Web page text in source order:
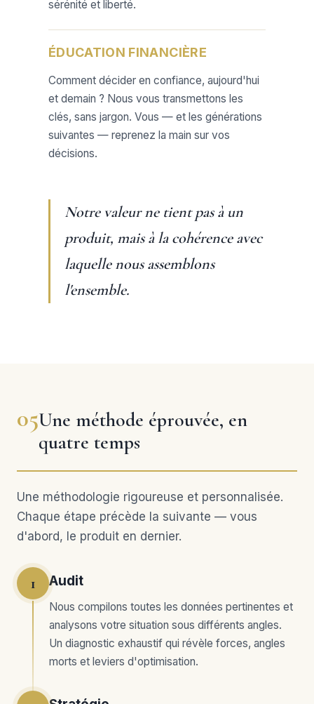
sérénité et liberté.
ÉDUCATION FINANCIÈRE
Comment décider en confiance, aujourd'hui
et demain ? Nous vous transmettons les
clés, sans jargon. Vous — et les générations
suivantes — reprenez la main sur vos
décisions.
Notre valeur ne tient pas à un
produit, mais à la cohérence avec
laquelle nous assemblons
l'ensemble.
05Une méthode éprouvée, en
quatre temps
Une méthodologie rigoureuse et personnalisée.
Chaque étape précède la suivante — vous
d'abord, le produit en dernier.
1 Audit
Nous compilons toutes les données pertinentes et
analysons votre situation sous différents angles.
Un diagnostic exhaustif qui révèle forces, angles
morts et leviers d'optimisation.